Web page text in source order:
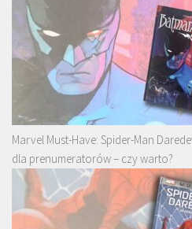
Marvel Must-Have: Spider-Man
dla prenumeratorów – czy warto?